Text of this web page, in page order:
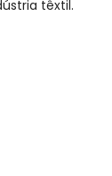
têxtil.